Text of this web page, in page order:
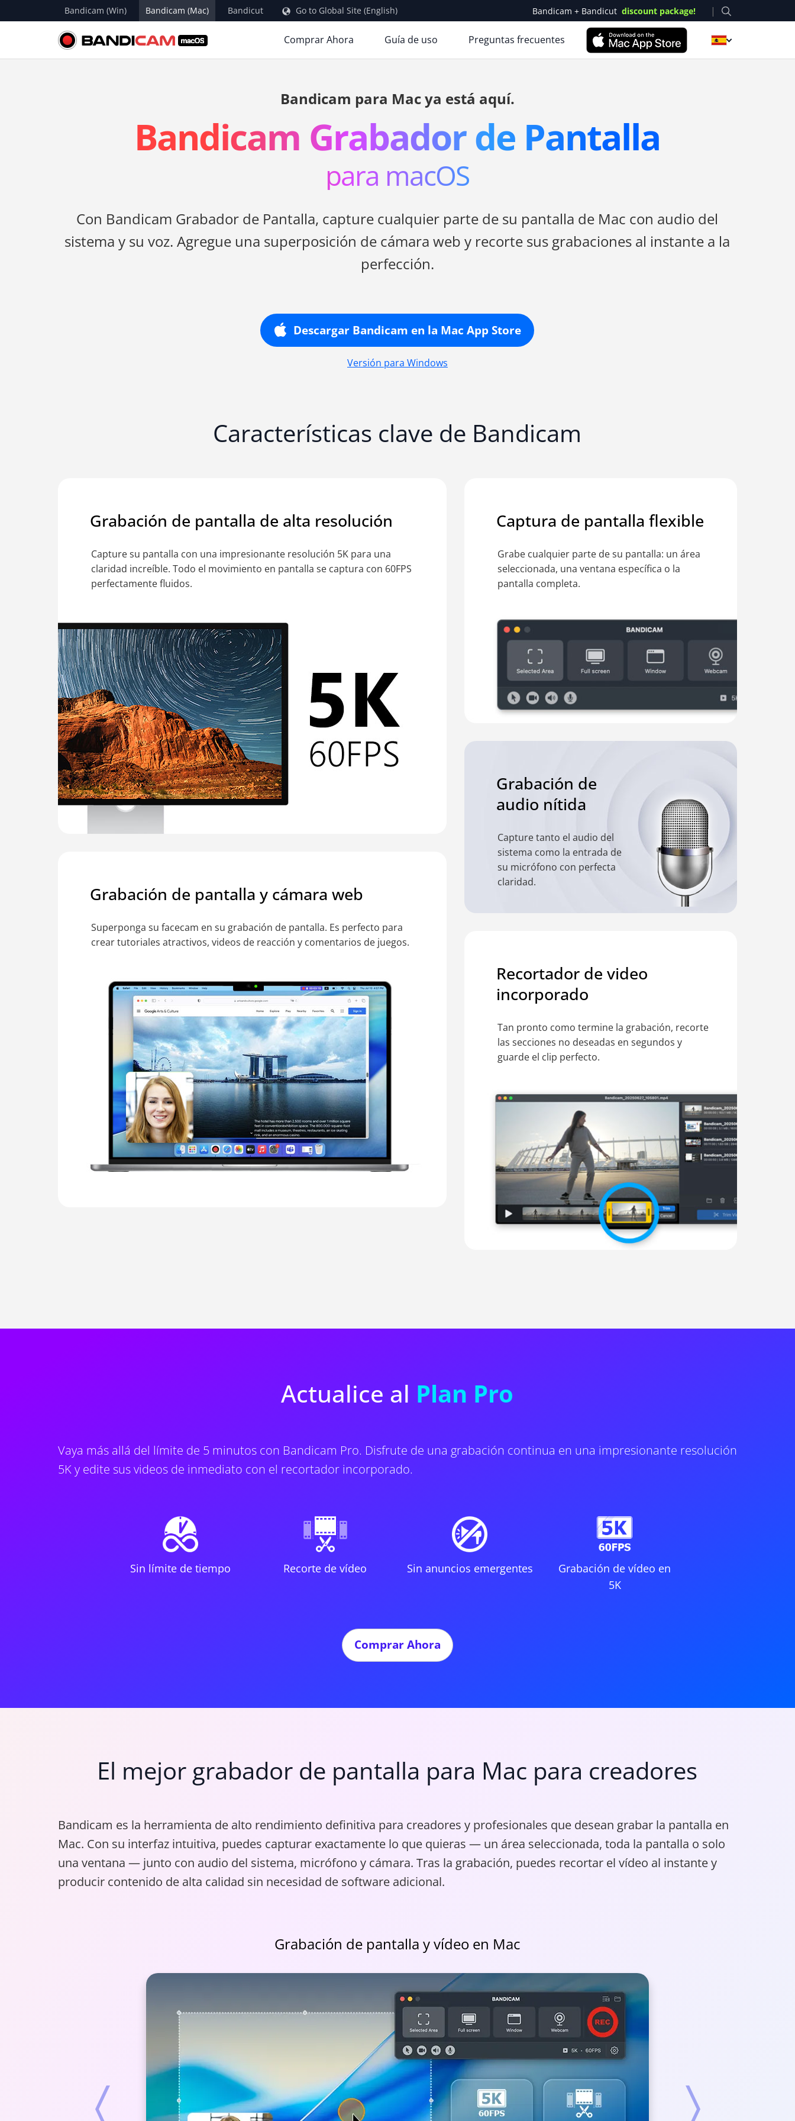
Bandicam (Win) Bandicam (Mac) Bandicut Go to Global Site (English) Bandicam + Bandicut discount package! |
Comprar Ahora Guía de uso Preguntas frecuentes
Bandicam para Mac ya está aquí.
Bandicam Grabador de Pantalla
para macOS
Con Bandicam Grabador de Pantalla, capture cualquier parte de su pantalla de Mac con audio del
sistema y su voz. Agregue una superposición de cámara web y recorte sus grabaciones al instante a la
perfección.
Descargar Bandicam en la Mac App Store
Versión para Windows
Características clave de Bandicam
Grabación de pantalla de alta resolución
Capture su pantalla con una impresionante resolución 5K para una
claridad increíble. Todo el movimiento en pantalla se captura con 60FPS
perfectamente fluidos.
Grabación de pantalla y cámara web
Superponga su facecam en su grabación de pantalla. Es perfecto para
crear tutoriales atractivos, videos de reacción y comentarios de juegos.
Captura de pantalla flexible
Grabe cualquier parte de su pantalla: un área
seleccionada, una ventana específica o la
pantalla completa.
Grabación de
audio nítida
Capture tanto el audio del
sistema como la entrada de
su micrófono con perfecta
claridad.
Recortador de video
incorporado
Tan pronto como termine la grabación, recorte
las secciones no deseadas en segundos y
guarde el clip perfecto.
Actualice al Plan Pro
Vaya más allá del límite de 5 minutos con Bandicam Pro. Disfrute de una grabación continua en una impresionante resolución
5K y edite sus videos de inmediato con el recortador incorporado.
Sin límite de tiempo Recorte de vídeo Sin anuncios emergentes
Grabación de vídeo en
5K
Comprar Ahora
El mejor grabador de pantalla para Mac para creadores
Bandicam es la herramienta de alto rendimiento definitiva para creadores y profesionales que desean grabar la pantalla en
Mac. Con su interfaz intuitiva, puedes capturar exactamente lo que quieras — un área seleccionada, toda la pantalla o solo
una ventana — junto con audio del sistema, micrófono y cámara. Tras la grabación, puedes recortar el vídeo al instante y
producir contenido de alta calidad sin necesidad de software adicional.
Graba toda la pantalla de tu Mac
Anterior